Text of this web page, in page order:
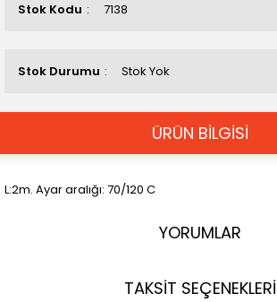
Stok Kodu 7138
Stok Durumu Stok Yok
ÜRÜN BİLGİSİ
L:2m. Ayar aralığı: 70/120 C
YORUMLAR
TAKSİT SEÇENEKLERİ